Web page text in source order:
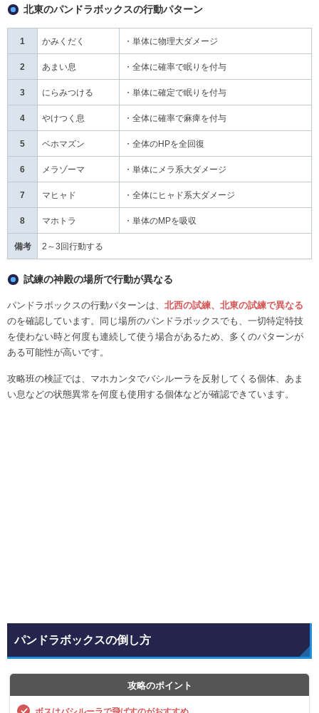
北東のパンドラボックスの行動パターン
1 かみくだく ・単体に物理大ダメージ
2 あまい息 ・全体に確率で眠りを付与
3 にらみつける ・単体に確定で眠りを付与
4 やけつく息 ・全体に確率で麻痺を付与
5 ベホマズン ・全体のHPを全回復
6 メラゾーマ ・単体にメラ系大ダメージ
7 マヒャド ・全体にヒャド系大ダメージ
8 マホトラ ・単体のMPを吸収
備考 2～3回行動する
試練の神殿の場所で行動が異なる
パンドラボックスの行動パターンは、 北西の試練、北東の試練で異なる
のを確認しています。同じ場所のパンドラボックスでも、一切特定特技
を使わない時と何度も連続して使う場合があるため、多くのパターンが
ある可能性が高いです。
攻略班の検証では、マホカンタでバシルーラを反射してくる個体、あま
い息などの状態異常を何度も使用する個体などが確認できています。
パンドラボックスの倒し方
攻略のポイント